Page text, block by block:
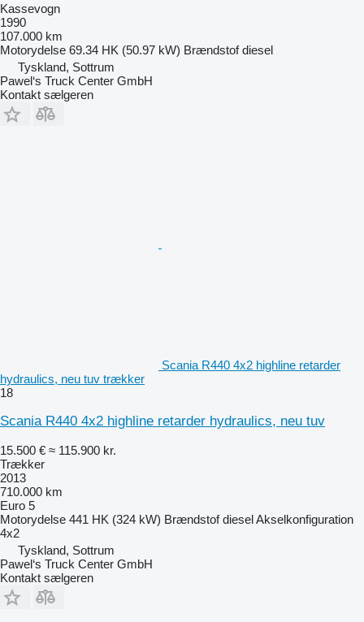
Kassevogn
1990
107.000 km
Motorydelse 69.34 HK (50.97 kW) Brændstof diesel
Tyskland, Sottrum
Pawel‘s Truck Center GmbH
Kontakt sælgeren
Scania R440 4x2 highline retarder
hydraulics, neu tuv trækker
18
Scania R440 4x2 highline retarder hydraulics, neu tuv
15.500 € ≈ 115.900 kr.
Trækker
2013
710.000 km
Euro 5
Motorydelse 441 HK (324 kW) Brændstof dieselAkselkonfiguration
4x2
Tyskland, Sottrum
Pawel‘s Truck Center GmbH
Kontakt sælgeren